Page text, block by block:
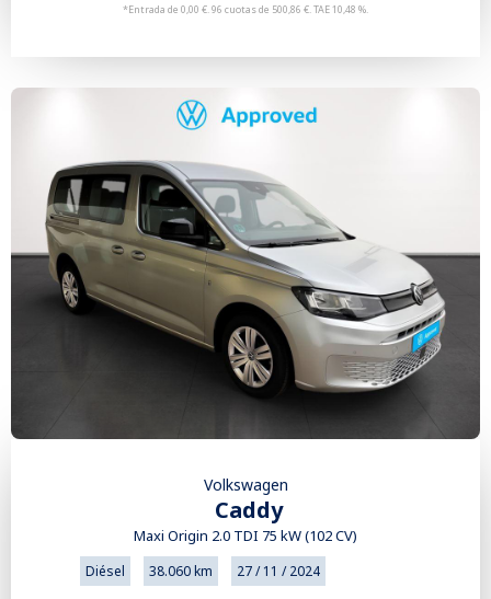
*Entrada de 0,00 €. 96 cuotas de 500,86 €. TAE 10,48 %.
Volkswagen
Caddy
Maxi Origin 2.0 TDI 75 kW (102 CV)
Diésel 38.060 km 27 / 11 / 2024